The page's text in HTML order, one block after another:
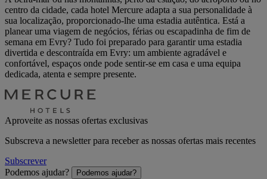
centro da cidade, cada hotel Mercure adapta a sua personalidade à
sua localização, proporcionado-lhe uma estadia autêntica. Está a
planear uma viagem de negócios, férias ou escapadinha de fim de
semana em Evry? Tudo foi preparado para garantir uma estadia
divertida e descontraída em Evry: um ambiente agradável e
confortável, espaços onde pode sentir-se em casa e uma equipa
dedicada, atenta e sempre presente.
Aproveite as nossas ofertas exclusivas
Subscreva a newsletter para receber as nossas ofertas mais recentes
Subscrever
Podemos ajudar?
Podemos ajudar?